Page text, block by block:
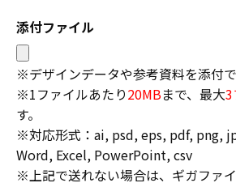
添付ファイル
※デザインデータや参考資料を添付で
※1ファイルあたり20MBまで、最大3
す。
※対応形式：ai, psd, eps, pdf, png,
Word, Excel, PowerPoint, csv
※上記で送れない場合は、ギガファ